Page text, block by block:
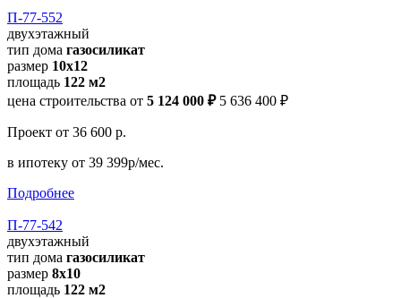
П-77-552
двухэтажный
тип дома газосиликат
размер 10х12
площадь 122 м2
цена строительства от 5 124 000 ₽ 5 636 400 ₽
Проект от 36 600 р.
в ипотеку от 39 399р/мес.
Подробнее
П-77-542
двухэтажный
тип дома газосиликат
размер 8х10
площадь 122 м2